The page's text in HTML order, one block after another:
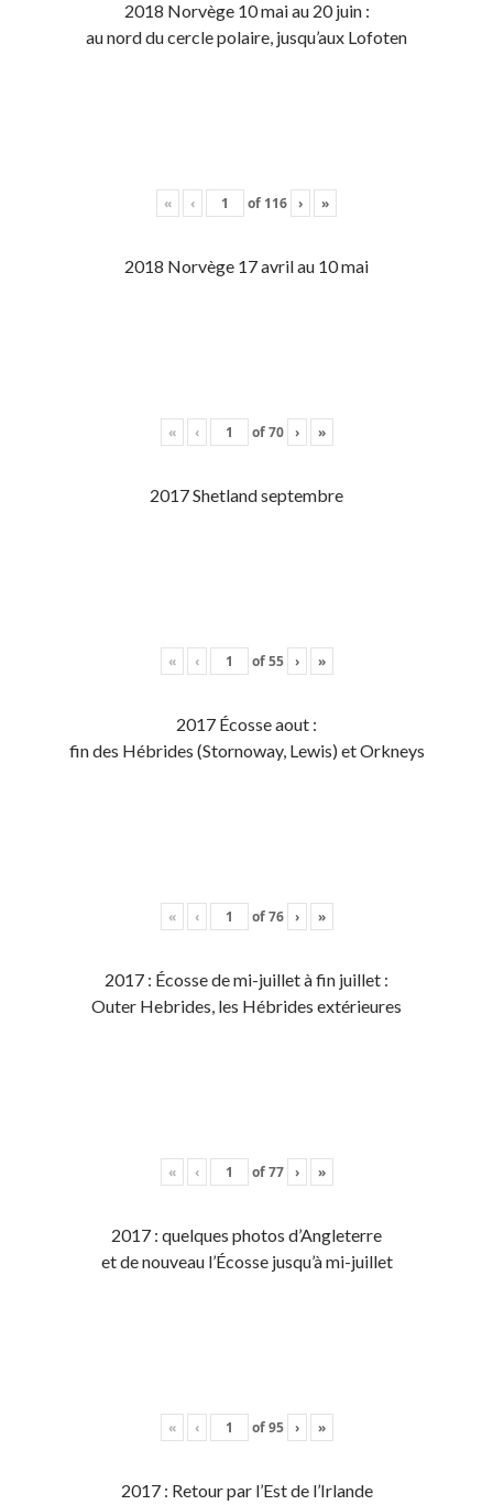
2018 Norvège 10 mai au 20 juin :
au nord du cercle polaire, jusqu’aux Lofoten
« ‹ of 116 › »
2018 Norvège 17 avril au 10 mai
« ‹ of70 › »
2017 Shetland septembre
« ‹ of55 › »
2017 Écosse aout :
fin des Hébrides (Stornoway, Lewis) et Orkneys
« ‹ of76 › »
2017 : Écosse de mi-juillet à fin juillet :
Outer Hebrides, les Hébrides extérieures
« ‹ of77 › »
2017 : quelques photos d’Angleterre
et de nouveau l’Écosse jusqu’à mi-juillet
« ‹ of95 › »
2017 : Retour par l’Est de l’Irlande